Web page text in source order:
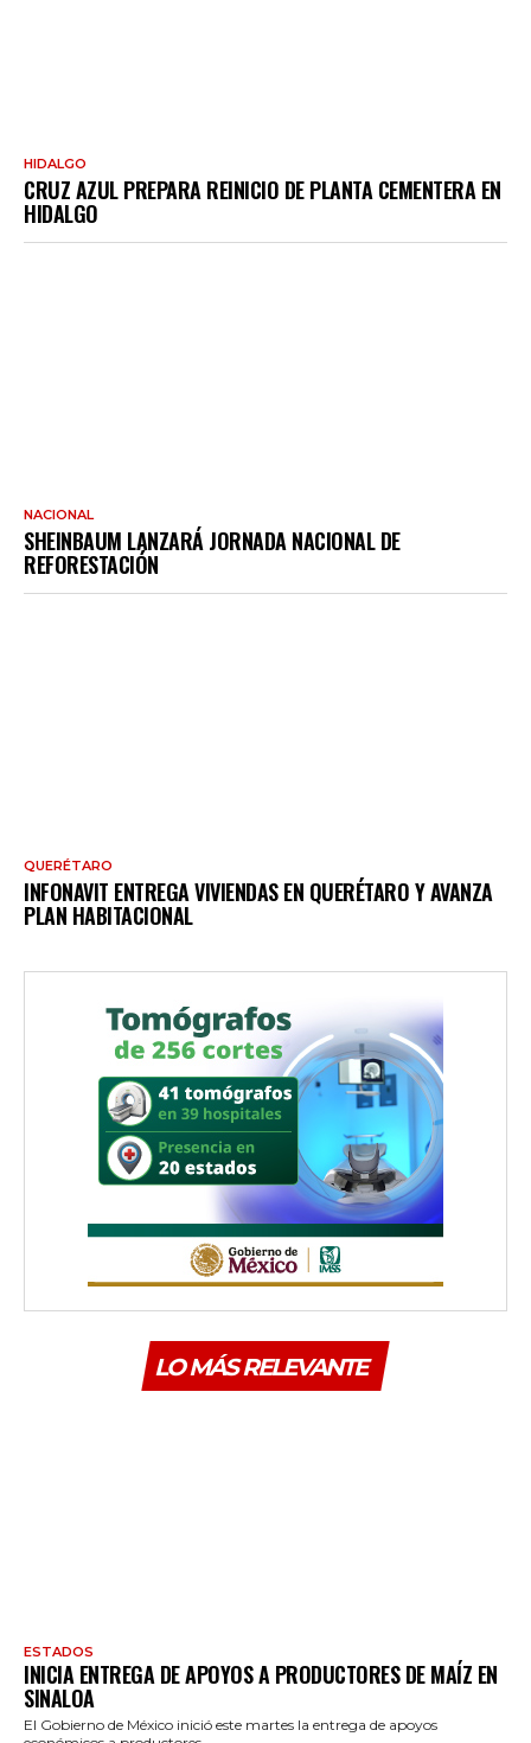
HIDALGO
CRUZ AZUL PREPARA REINICIO DE PLANTA CEMENTERA EN
HIDALGO
NACIONAL
SHEINBAUM LANZARÁ JORNADA NACIONAL DE
REFORESTACIÓN
QUERÉTARO
INFONAVIT ENTREGA VIVIENDAS EN QUERÉTARO Y AVANZA
PLAN HABITACIONAL
LO MÁS RELEVANTE
ESTADOS
INICIA ENTREGA DE APOYOS A PRODUCTORES DE MAÍZ EN
SINALOA
El Gobierno de México inició este martes la entrega de apoyos